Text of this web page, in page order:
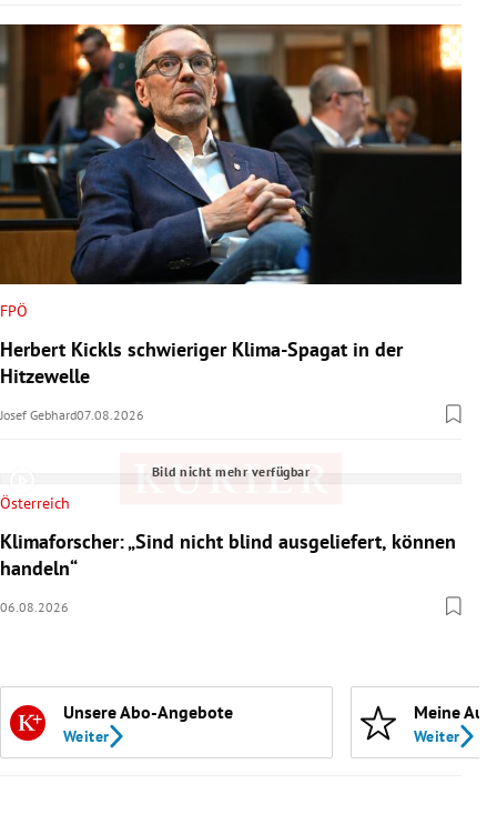
FPÖ
Herbert Kickls schwieriger Klima-Spagat in der
Hitzewelle
Josef Gebhard07.08.2026
Bild nicht mehr verfügbar
Österreich
Klimaforscher: „Sind nicht blind ausgeliefert, können
handeln“
06.08.2026
Unsere Abo-Angebote
Weiter
Meine
Weiter